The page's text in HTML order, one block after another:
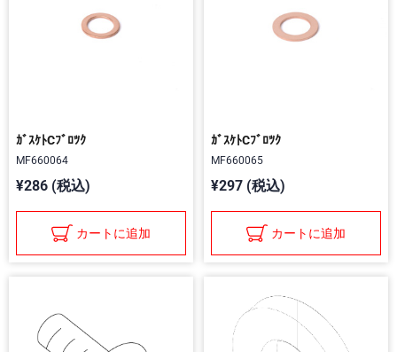
ｶﾞｽｹﾄCﾌﾞﾛﾂｸ
MF660064
¥286 (税込)
カートに追加
ｶﾞｽｹﾄCﾌﾞﾛﾂｸ
MF660065
¥297 (税込)
カートに追加